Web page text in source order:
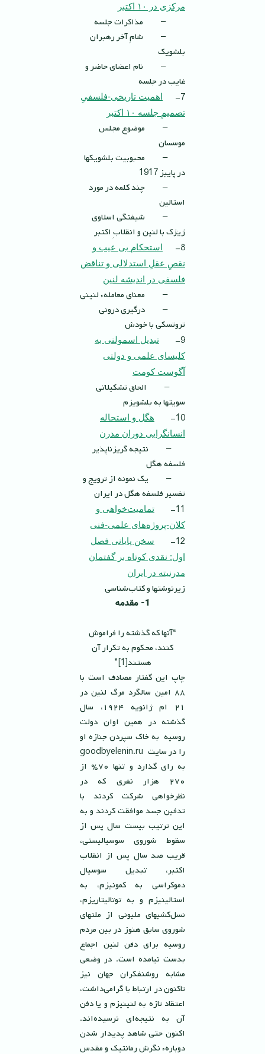
مركزى در ١٠ اكتبر
– مذاکرات جلسه
– شامِ آخر رهبران
بلشویک
– نام اعضای حاضر و
غایب در جلسه
7-
اهمیت تاریخی-فلسفیِ
تصمیمِ جلسه ١٠ اکتبر
– موضوع مجلس
موسسان
– محبوبیت بلشویکها
در پاییز 1917
– چند کلمه در مورد
استالین
– شیفتگی اسلاوی
ژیژک با لنین و انقلابِ اکتبر
8-
استحكام بى عيب و
نقصِ عقلِ استدلالی و تناقض
فلسفى در انديشه لنين
– معنای معاملهء لنینی
– درگیری درونی
تروتسکی با خودش
9-
تبديل اسمولنى به
كليساى علمى و دولتى
آگوست كومت
– الحاق تشکیلاتی
سویتها به بلشویزم
10-
هگل و استحاله
انسانگرایی دوران مدرن
– نتیجه گریز‌ناپذیر
فلسفه هگل
– یک نمونه از ترویج و
تفسیر فلسفه هگل در ایران
11-
تماميت‌خواهى و
كلان-پروژه‌هاى علمى-فنى
12-
سخن پايانى فصل
اول: نقدی کوتاه بر گفتمان
مدرنيته در ايران
زيرنوشتها و كتاب‌شناسى
1- مقدمه
“آنها که گذشته را فراموش
کنند، محکوم به تکرار آن‌
هستند[1]”
چاپ این گفتار مصادف است با
٨٨ امین سالگرد مرگ لنین در
٢١ ام ژانویه ١٩٢٤، سال
گذشته در همین اوان دولت
روسیه به خاک سپردن جنازه او
را در سایت goodbyelenin.ru
به رای گذارد و تنها ٧٠% از
٢٧٠ هزار نفری که در
نظرخواهی شرکت کردند با
تدفین جسد موافقت کردند و به
این ترتیب بیست سال پس از
سقوط شوروی سوسیالیستی،
قريب صد سال پس از انقلاب
اكتبر، تبديل سوسيال
دموكراسى به كمونيزم، به
استالينيزم و به توتاليتاريزم،
نسل‌كشيهاى مليونى از ملتهاى
شوروى سابق هنوز در بین مردم
روسیه برای دفن لنین اجماع
بدست نیامده است. در وضعی
مشابه روشنفکران جهان نیز
تاکنون در ارتباط با گرامی‌داشت،
اعتقاد تازه به لنینیزم و یا دفن
آن به نتیجه‌ای نرسیده‌اند.
اكنون حتی شاهد پدیدار شدن
دوبارهء نگرش رمانتيك و مقدس